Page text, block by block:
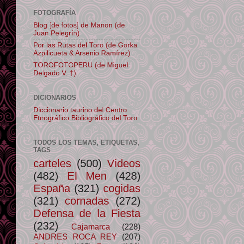
FOTOGRAFÍA
Blog [de fotos] de Manon (de
Juan Pelegrín)
Por las Rutas del Toro (de Gorka
Azpilicueta & Arsenio Ramírez)
TOROFOTOPERU (de Miguel
Delgado V. †)
DICIONARIOS
Diccionario taurino del Centro
Etnográfico Bibliográfico del Toro
TODOS LOS TEMAS, ETIQUETAS,
TAGS
carteles (500) Videos
(482)
El Men
(428)
España (321) cogidas
(321) cornadas (272)
Defensa de la Fiesta
(232)
Cajamarca
(228)
ANDRES ROCA REY (207)